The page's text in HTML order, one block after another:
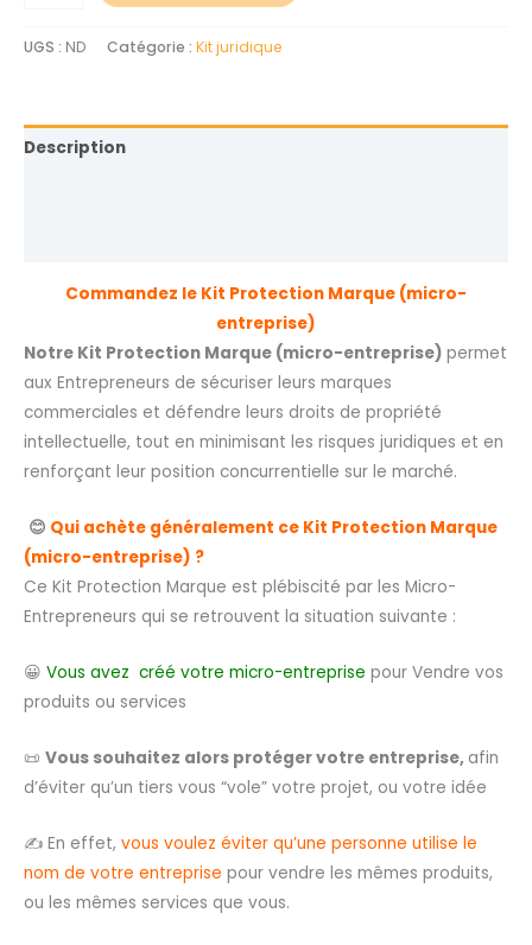
UGS : ND Catégorie : Kit juridique
Description
Commandez le Kit Protection Marque (micro-
entreprise)
Notre Kit Protection Marque (micro-entreprise) permet
aux Entrepreneurs de sécuriser leurs marques
commerciales et défendre leurs droits de propriété
intellectuelle, tout en minimisant les risques juridiques et en
renforçant leur position concurrentielle sur le marché.
😊 Qui achète généralement ce Kit Protection Marque
(micro-entreprise) ?
Ce Kit Protection Marque est plébiscité par les Micro-
Entrepreneurs qui se retrouvent la situation suivante :
😀 Vous avez créé votre micro-entreprise pour Vendre vos
produits ou services
📜 Vous souhaitez alors protéger votre entreprise, afin
d’éviter qu’un tiers vous “vole” votre projet, ou votre idée
✍️ En effet, vous voulez éviter qu’une personne utilise le
nom de votre entreprise pour vendre les mêmes produits,
ou les mêmes services que vous.